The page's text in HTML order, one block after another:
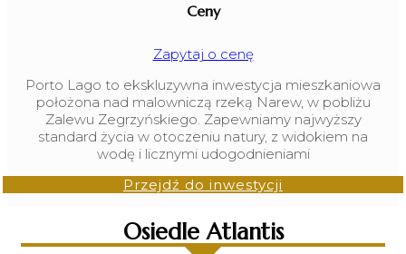
Ceny
Zapytaj o cenę
Porto Lago to ekskluzywna inwestycja mieszkaniowa
położona nad malowniczą rzeką Narew, w pobliżu
Zalewu Zegrzyńskiego. Zapewniamy najwyższy
standard życia w otoczeniu natury, z widokiem na
wodę i licznymi udogodnieniami
Przejdź do inwestycji
Osiedle Atlantis